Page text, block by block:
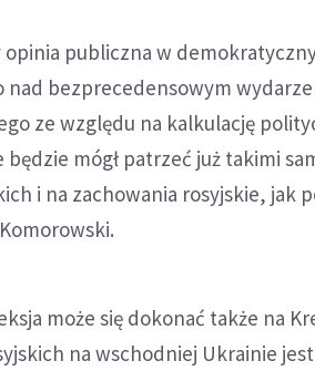
opinia publiczna w
nad bezprecedensowym
ze względu na kalkulację
mógł patrzeć już takimi
i na zachowania rosyjskie, jak
może się dokonać także na
na wschodniej Ukrainie